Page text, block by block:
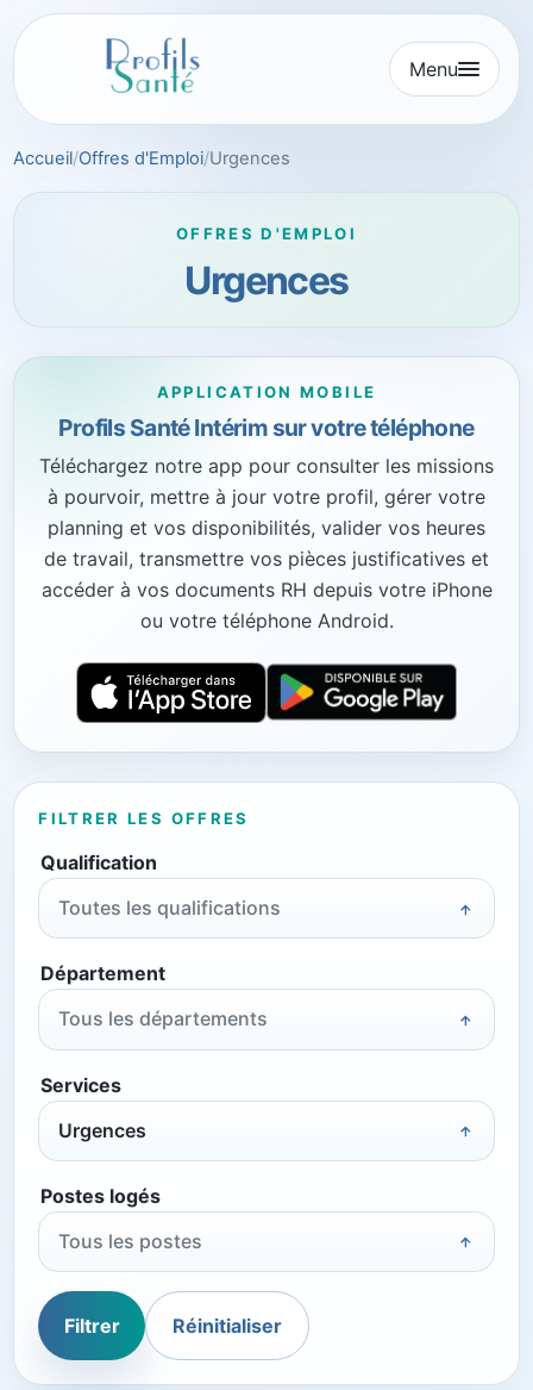
Aller
au
Menu
Accueil Offres d'Emploi Urgences
OFFRES D'EMPLOI
Urgences
APPLICATION MOBILE
Profils Santé Intérim sur votre téléphone
Téléchargez notre app pour consulter les missions
à pourvoir, mettre à jour votre profil, gérer votre
planning et vos disponibilités, valider vos heures
de travail, transmettre vos pièces justificatives et
accéder à vos documents RH depuis votre iPhone
ou votre téléphone Android.
FILTRER LES OFFRES
Qualification
Toutes les qualifications
Département
Tous les départements
Services
Urgences
Postes logés
Tous les postes
Filtrer Réinitialiser